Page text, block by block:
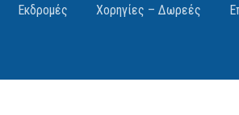
Εκδρομές Χορηγίες – Δωρεές